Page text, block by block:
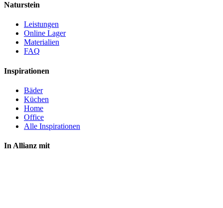
Naturstein
Leistungen
Online Lager
Materialien
FAQ
Inspirationen
Bäder
Küchen
Home
Office
Alle Inspirationen
In Allianz mit